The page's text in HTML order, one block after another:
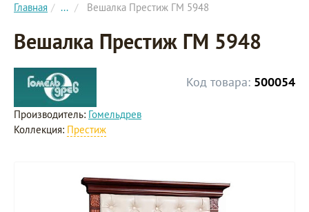
Главная ... Вешалка Престиж ГМ 5948
Вешалка Престиж ГМ 5948
Код товара: 500054
Производитель: Гомельдрев
Коллекция: Престиж